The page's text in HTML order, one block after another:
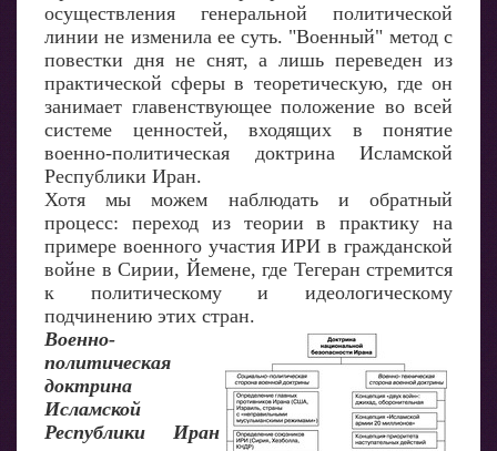
осуществления генеральной политической
линии не изменила ее суть. "Военный" метод с
повестки дня не снят, а лишь переведен из
практической сферы в теоретическую, где он
занимает главенствующее положение во всей
системе ценностей, входящих в понятие
военно-политическая доктрина Исламской
Республики Иран.
Хотя мы можем наблюдать и обратный
процесс: переход из теории в практику на
примере военного участия ИРИ в гражданской
войне в Сирии, Йемене, где Тегеран стремится
к политическому и идеологическому
подчинению этих стран.
Военно-
политическая
доктрина
Исламской
Республики Иран